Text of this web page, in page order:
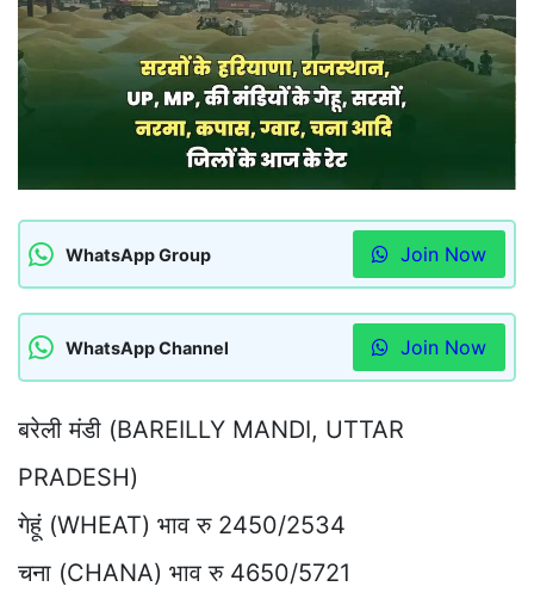
WhatsApp Group Join Now
WhatsApp Channel Join Now
बरेली मंडी (BAREILLY MANDI, UTTAR
PRADESH)
गेहूं (WHEAT) भाव रु 2450/2534
चना (CHANA) भाव रु 4650/5721